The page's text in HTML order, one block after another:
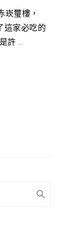
崁璽樓，
這家必吃的
許 ...